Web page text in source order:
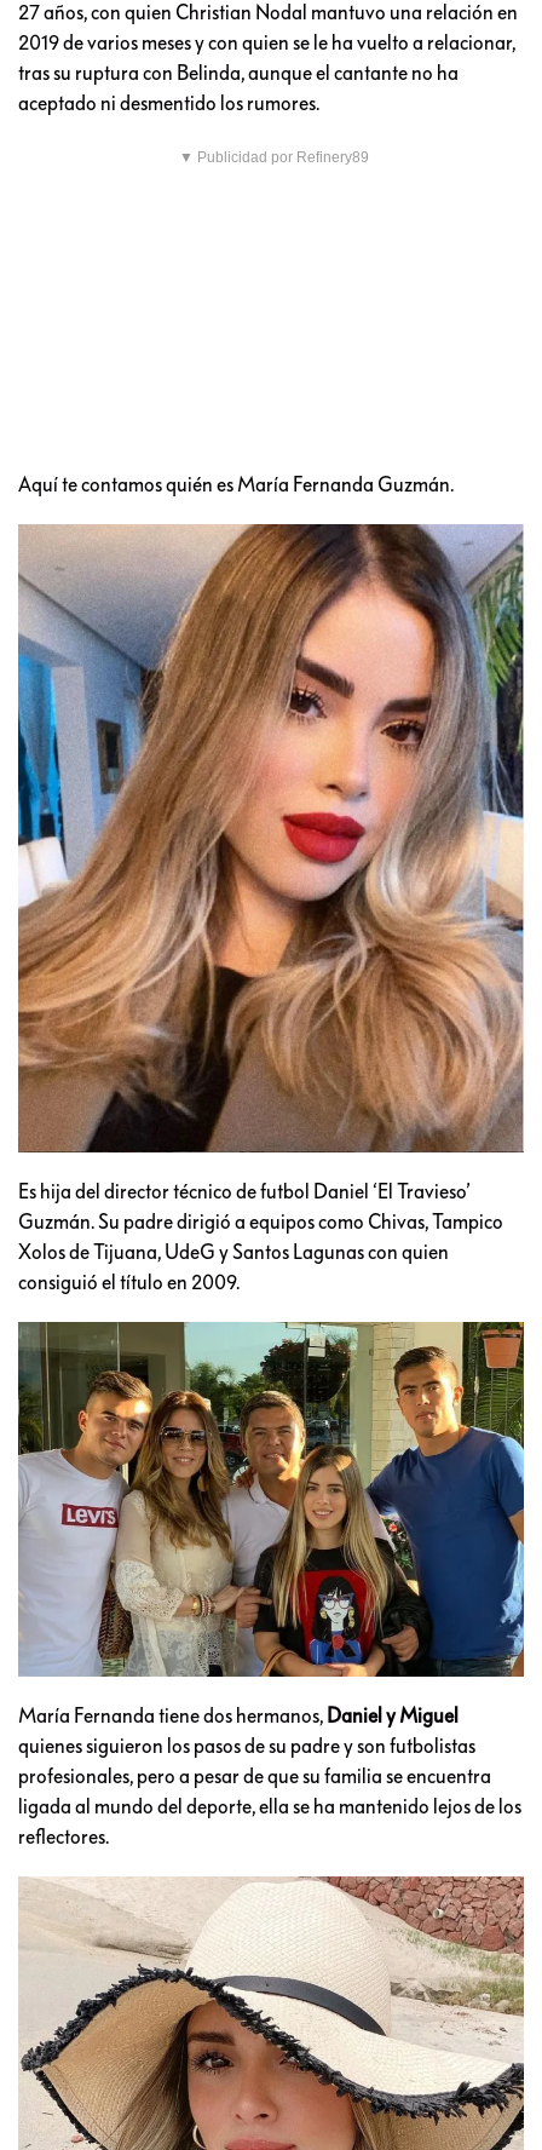
27 años, con quien Christian Nodal mantuvo una relación en
2019 de varios meses y con quien se le ha vuelto a relacionar,
tras su ruptura con Belinda, aunque el cantante no ha
aceptado ni desmentido los rumores.
▼ Publicidad por Refinery89
Aquí te contamos quién es María Fernanda Guzmán.
Es hija del director técnico de futbol Daniel ‘El Travieso’
Guzmán. Su padre dirigió a equipos como Chivas, Tampico
Xolos de Tijuana, UdeG y Santos Lagunas con quien
consiguió el título en 2009.
María Fernanda tiene dos hermanos, Daniel y Miguel
quienes siguieron los pasos de su padre y son futbolistas
profesionales, pero a pesar de que su familia se encuentra
ligada al mundo del deporte, ella se ha mantenido lejos de los
reflectores.